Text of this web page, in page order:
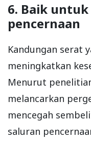
6. Baik
pencernaan
Kandungan serat
meningkatkan
Menurut
melancarkan
mencegah
saluran